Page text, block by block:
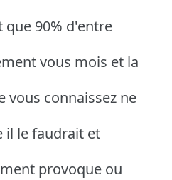
90% d'entre
vous mois et la
vous connaissez ne
il le faudrait et
provoque ou